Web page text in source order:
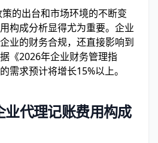
的出台和市场环境的不断变
构成分析显得尤为重要。企业
业的财务合规，还直接影响到
《2026年企业财务管理指
需求预计将增长15%以上。
代理记账费用构成